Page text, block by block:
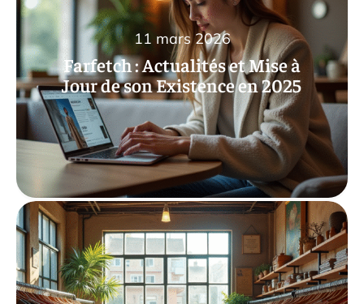
Farfetch : Actualités et Mise à
Jour de son Existence en 2025
11 mars 2026